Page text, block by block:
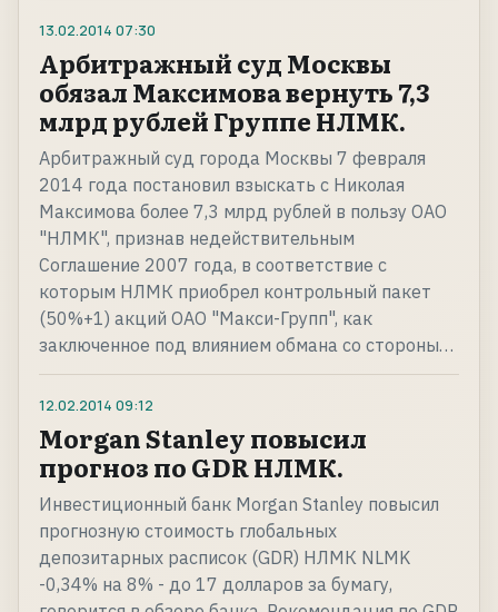
13.02.2014 07:30
Арбитражный суд Москвы
обязал Максимова вернуть 7,3
млрд рублей Группе НЛМК.
Арбитражный суд города Москвы 7 февраля
2014 года постановил взыскать с Николая
Максимова более 7,3 млрд рублей в пользу ОАО
"НЛМК", признав недействительным
Соглашение 2007 года, в соответствие с
которым НЛМК приобрел контрольный пакет
(50%+1) акций ОАО "Макси-Групп", как
заключенное под влиянием обмана со стороны…
12.02.2014 09:12
Morgan Stanley повысил
прогноз по GDR НЛМК.
Инвестиционный банк Morgan Stanley повысил
прогнозную стоимость глобальных
депозитарных расписок (GDR) НЛМК NLMK
-0,34% на 8% - до 17 долларов за бумагу,